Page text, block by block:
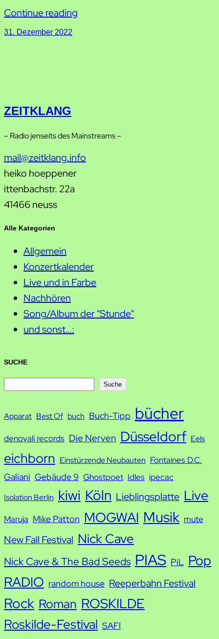
Continue reading
31. Dezember 2022
ZEITKLANG
– Radio jenseits des Mainstreams –
mail@zeitklang.info
heiko hoeppener
ittenbachstr. 22a
41466 neuss
Alle Kategorien
Allgemein
Konzertkalender
Live und in Farbe
Nachhören
Song/Album der "Stunde"
und sonst…:
SUCHE
c
Suche
Apparat Best Of buch Buch-Tipp bücher
denovali records Die Nerven Düsseldorf Eels
eichborn Einstürzende Neubauten Fontaines D.C.
Galiani Gebäude 9 Ghostpoet Idles ipecac
Isolation Berlin kiwi Köln Lieblingsplatte Live
Maruja Mike Patton MOGWAI Musik mute
New Fall Festival Nick Cave
Nick Cave & The Bad Seeds PIAS PiL Pop
RADIO random house Reeperbahn Festival
Rock Roman ROSKILDE
Roskilde-Festival SAFI